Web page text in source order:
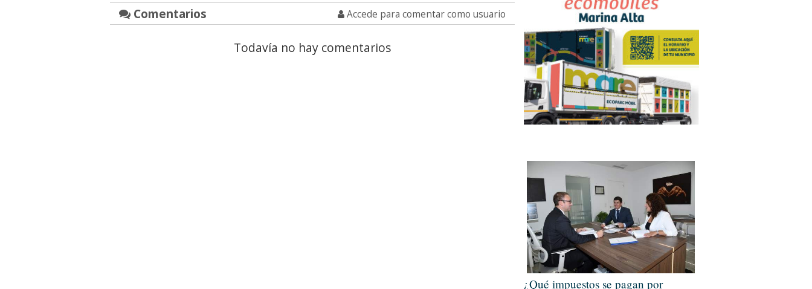
Comentarios Accede para comentar como usuario
Todavía no hay comentarios
¿Qué impuestos se pagan por